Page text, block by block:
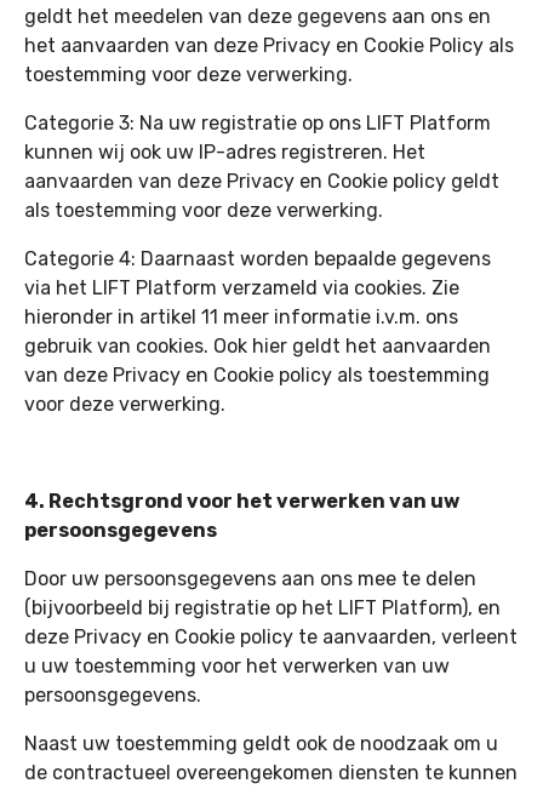
geldt het meedelen van deze gegevens aan ons en
het aanvaarden van deze Privacy en Cookie Policy als
toestemming voor deze verwerking.
Categorie 3: Na uw registratie op ons LIFT Platform
kunnen wij ook uw IP-adres registreren. Het
aanvaarden van deze Privacy en Cookie policy geldt
als toestemming voor deze verwerking.
Categorie 4: Daarnaast worden bepaalde gegevens
via het LIFT Platform verzameld via cookies. Zie
hieronder in artikel 11 meer informatie i.v.m. ons
gebruik van cookies. Ook hier geldt het aanvaarden
van deze Privacy en Cookie policy als toestemming
voor deze verwerking.
4. Rechtsgrond voor het verwerken van uw
persoonsgegevens
Door uw persoonsgegevens aan ons mee te delen
(bijvoorbeeld bij registratie op het LIFT Platform), en
deze Privacy en Cookie policy te aanvaarden, verleent
u uw toestemming voor het verwerken van uw
persoonsgegevens.
Naast uw toestemming geldt ook de noodzaak om u
de contractueel overeengekomen diensten te kunnen